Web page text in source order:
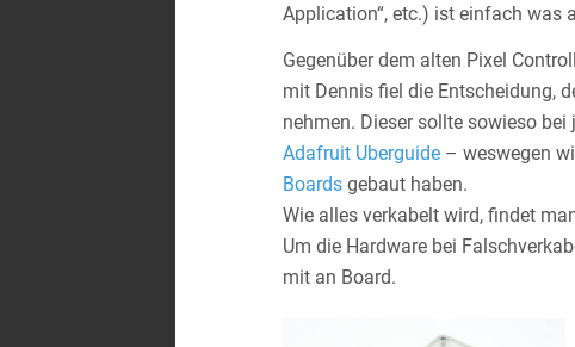
Application“, etc.) ist einfach was
Gegenüber dem alten Pixel
mit Dennis fiel die Entscheidung,
nehmen. Dieser sollte sowieso
Adafruit Uberguide – weswegen
Boards gebaut haben.
Wie alles verkabelt wird, findet
Um die Hardware bei
mit an Board.